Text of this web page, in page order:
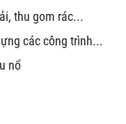
thu gom rác...
các công trình...
nổ